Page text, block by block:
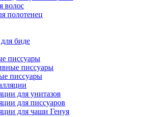
волос
полотенец
биде
писсуары
писсуары
писсуары
для унитазов
для писсуаров
для чаши Генуя